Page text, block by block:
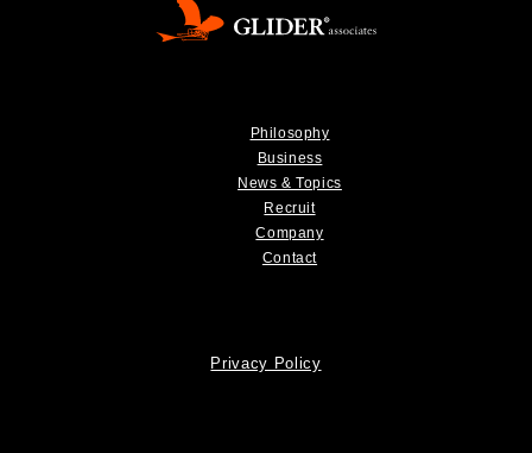
Philosophy
Business
News & Topics
Recruit
Company
Contact
Privacy Policy